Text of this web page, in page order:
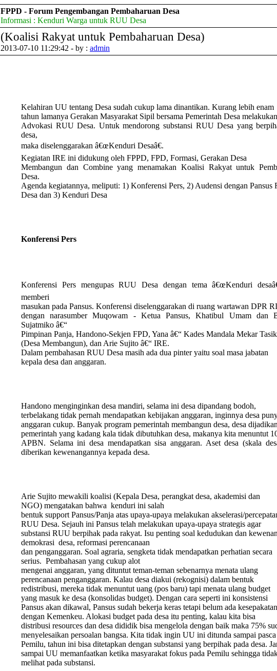
FPPD - Forum Pengembangan Pembaharuan Desa
Informasi : Kenduri Warga untuk RUU Desa
(Koalisi Rakyat untuk Pembaharuan Desa)
2013-07-10 11:29:42 - by : admin
Kelahiran UU tentang Desa sudah cukup lama dinantikan. Kurang lebih enam
tahun lamanya Gerakan Masyarakat Sipil bersama Pemerintah Desa melakukan
Advokasi RUU Desa. Untuk mendorong substansi RUU Desa yang
desa,
maka diselenggarakan â€œKenduri Desaâ€.
Kegiatan IRE ini didukung oleh FPPD, FPD, Formasi, Gerakan Desa
Membangun dan Combine yang menamakan Koalisi Rakyat untuk
Desa.
Agenda kegiatannya, meliputi: 1) Konferensi Pers, 2) Audensi dengan Pansus
Desa dan 3) Kenduri Desa
Konferensi Pers
Konferensi Pers mengupas RUU Desa dengan tema â€œKenduri
memberi
masukan pada Pansus. Konferensi diselenggarakan di ruang wartawan DPR
dengan narasumber Muqowam - Ketua Pansus, Khatibul Umam dan
Sujatmiko â€“
Pimpinan Panja, Handono-Sekjen FPD, Yana â€“ Kades Mandala Mekar
(Desa Membangun), dan Arie Sujito â€“ IRE.
Dalam pembahasan RUU Desa masih ada dua pinter yaitu soal masa jabatan
kepala desa dan anggaran.
Handono menginginkan desa mandiri, selama ini desa dipandang bodoh,
terbelakang tidak pernah mendapatkan kebijakan anggaran, inginnya desa
anggaran cukup. Banyak program pemerintah membangun desa, desa
pemerintah yang kadang kala tidak dibutuhkan desa, makanya kita menuntut
APBN. Selama ini desa mendapatkan sisa anggaran. Aset desa (skala
diberikan kewenangannya kepada desa.
Arie Sujito mewakili koalisi (Kepala Desa, perangkat desa, akademisi dan
NGO) mengatakan bahwa kenduri ini salah
bentuk support Pansus/Panja atas upaya-upaya melakukan akselerasi/
RUU Desa. Sejauh ini Pansus telah melakukan upaya-upaya strategis agar
substansi RUU berpihak pada rakyat. Isu penting soal kedudukan dan
demokrasi desa, reformasi perencanaan
dan penganggaran. Soal agraria, sengketa tidak mendapatkan perhatian secara
serius. Pembahasan yang cukup alot
mengenai anggaran, yang dituntut teman-teman sebenarnya menata ulang
perencanaan penganggaran. Kalau desa diakui (rekognisi) dalam bentuk
redistribusi, mereka tidak menuntut uang (pos baru) tapi menata ulang budget
yang masuk ke desa (konsolidas budget). Dengan cara seperti ini konsistensi
Pansus akan dikawal, Pansus sudah bekerja keras tetapi belum ada kesepakatan
dengan Kemenkeu. Alokasi budget pada desa itu penting, kalau kita bisa
distribusi resources dan desa dididik bisa mengelola dengan baik maka 75%
menyelesaikan persoalan bangsa. Kita tidak ingin UU ini ditunda sampai pasca
Pemilu, tahun ini bisa ditetapkan dengan substansi yang berpihak pada desa.
sampai UU memanfaatkan ketika masyarakat fokus pada Pemilu sehingga
melihat pada substansi.